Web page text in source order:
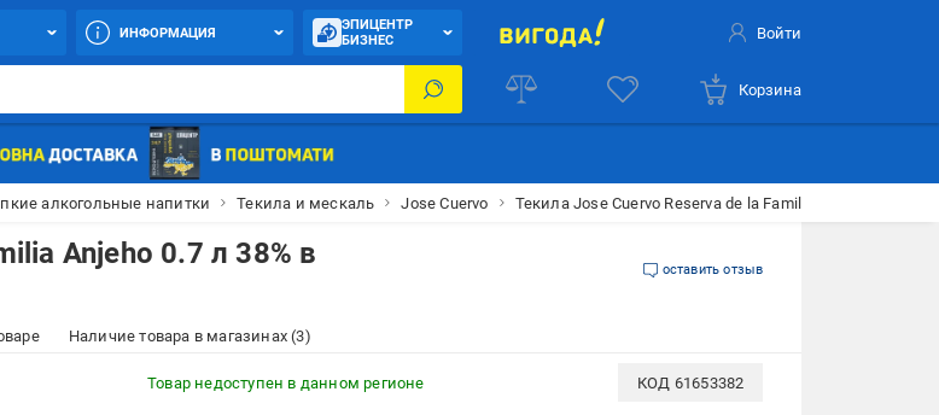
ИНФОРМАЦИЯ
ЭПИЦЕНТР
БИЗНЕС
Войти
Корзина
алкогольные напитки Текила и мескаль Jose Cuervo Текила Jose Cuervo Reserva de la Familia Anjeho 0.7 л
Anjeho 0.7 л 38% в
оставить отзыв
Наличие товара в магазинах (3)
Товар недоступен в данном регионе КОД 61653382